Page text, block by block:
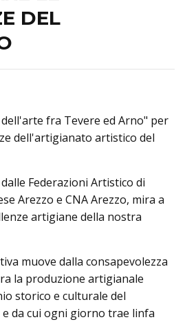
DEL
fra Tevere ed Arno" per
dell'artigianato artistico del
Federazioni Artistico di
Arezzo e CNA Arezzo, mira a
artigiane della nostra
muove dalla consapevolezza
la produzione artigianale
storico e culturale del
da cui ogni giorno trae linfa